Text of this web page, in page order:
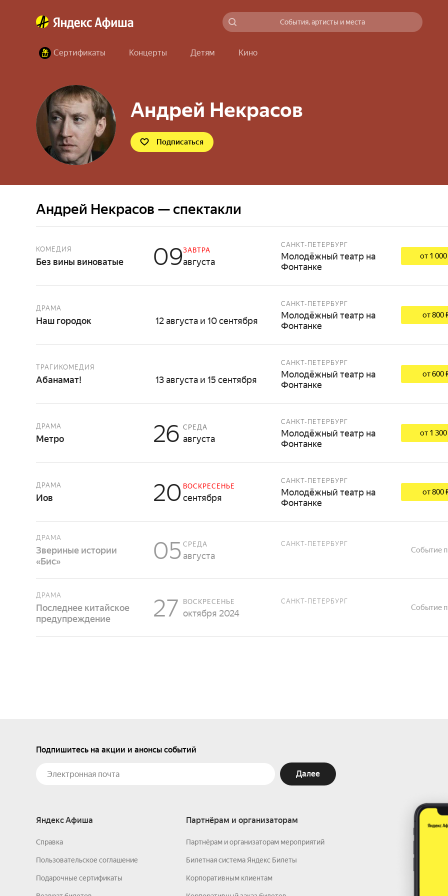
События, артисты и места
Сертификаты Концерты Детям Кино
Андрей Некрасов
Подписаться
Андрей Некрасов — спектакли
КОМЕДИЯ
Без вины виноватые 09ЗАВТРА
августа
САНКТ-ПЕТЕРБУРГ
Молодёжный театр на
Фонтанке
от 1
ДРАМА
Наш городок 12 августа и 10 сентября
САНКТ-ПЕТЕРБУРГ
Молодёжный театр на
Фонтанке
от 800
ТРАГИКОМЕДИЯ
Абанамат! 13 августа и 15 сентября
САНКТ-ПЕТЕРБУРГ
Молодёжный театр на
Фонтанке
от 600
ДРАМА
Метро 26 СРЕДА
августа
САНКТ-ПЕТЕРБУРГ
Молодёжный театр на
Фонтанке
от 1
ДРАМА
Иов 20 ВОСКРЕСЕНЬЕ
сентября
САНКТ-ПЕТЕРБУРГ
Молодёжный театр на
Фонтанке
от 800
ДРАМА
Звериные истории
«Бис»
05 СРЕДА
августа
САНКТ-ПЕТЕРБУРГ
Событие
ДРАМА
Последнее китайское
предупреждение
27 ВОСКРЕСЕНЬЕ
октября 2024
САНКТ-ПЕТЕРБУРГ
Событие
Подпишитесь на акции и анонсы событий
Далее
Яндекс Афиша
Справка
Пользовательское соглашение
Подарочные сертификаты
Партнёрам и организаторам
Партнёрам и организаторам мероприятий
Билетная система Яндекс Билеты
Корпоративным клиентам